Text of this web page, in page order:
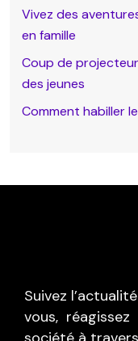
Vivez des
en famille
Coup de
des jeunes
Comment habiller
Suivez
vous,